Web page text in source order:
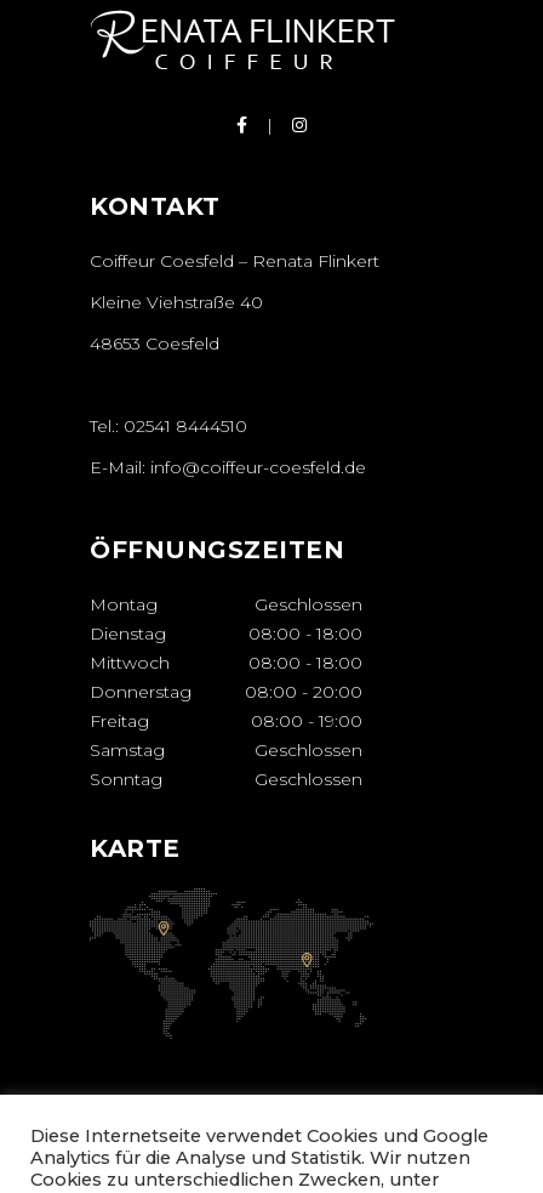
KONTAKT
Coiffeur Coesfeld – Renata Flinkert
Kleine Viehstraße 40
48653 Coesfeld
Tel.: 02541 8444510
E-Mail: info@coiffeur-coesfeld.de
ÖFFNUNGSZEITEN
Montag
Geschlossen
Dienstag
08:00 - 18:00
Mittwoch
08:00 - 18:00
Donnerstag
08:00 - 20:00
Freitag
08:00 - 19:00
Samstag
Geschlossen
Sonntag
Geschlossen
KARTE
Diese Internetseite verwendet Cookies und Google
Analytics für die Analyse und Statistik. Wir nutzen
Cookies zu unterschiedlichen Zwecken, unter